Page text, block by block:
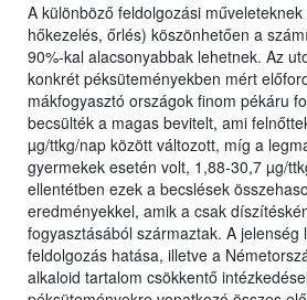
A különböző feldolgozási
hőkezelés, őrlés) köszönhetően a
90%-kal alacsonyabbak lehetnek. Az
konkrét péksüteményekben mért
mákfogyasztó országok finom pékáru
becsülték a magas bevitelt, ami
µg/ttkg/nap között változott, míg a
gyermekek esetén volt, 1,88-30,7 µg/
ellentétben ezek a becslések
eredményekkel, amik a csak
fogyasztásából származtak. A jelenség
feldolgozás hatása, illetve a
alkaloid tartalom csökkentő